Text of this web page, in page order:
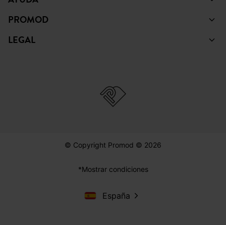
PROMOD
LEGAL
© Copyright Promod © 2026
*Mostrar condiciones
España